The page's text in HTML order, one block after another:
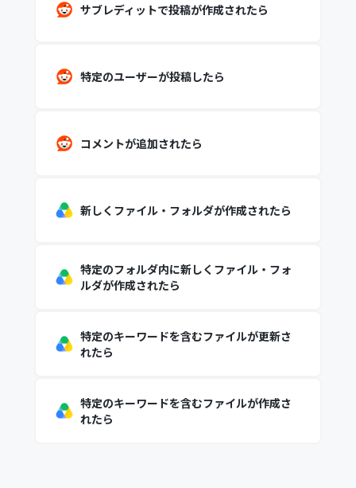
サブレディットで投稿が作成されたら
特定のユーザーが投稿したら
コメントが追加されたら
新しくファイル・フォルダが作成されたら
特定のフォルダ内に新しくファイル・フォ
ルダが作成されたら
特定のキーワードを含むファイルが更新さ
れたら
特定のキーワードを含むファイルが作成さ
れたら